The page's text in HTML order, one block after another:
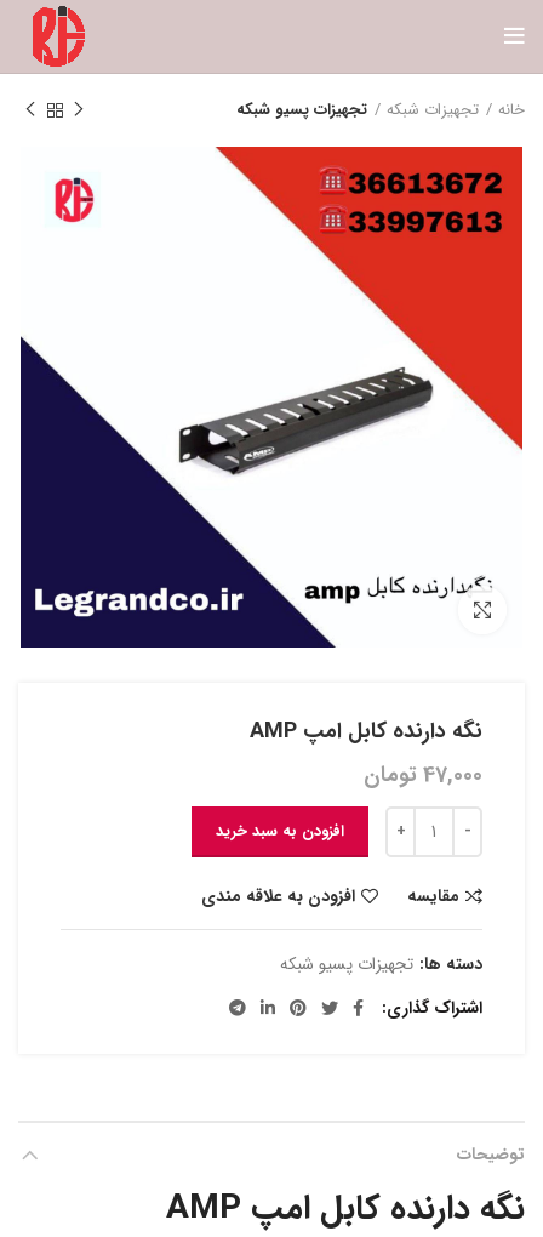
خانه تجهیزات شبکه تجهیزات پسیو شبکه
نگه دارنده کابل امپ AMP
47,000 تومان
افزودن به سبد خرید
مقایسه افزودن به علاقه مندی
دسته ها: تجهیزات پسیو شبکه
اشتراک گذاری
توضیحات
نگه دارنده کابل امپ AMP